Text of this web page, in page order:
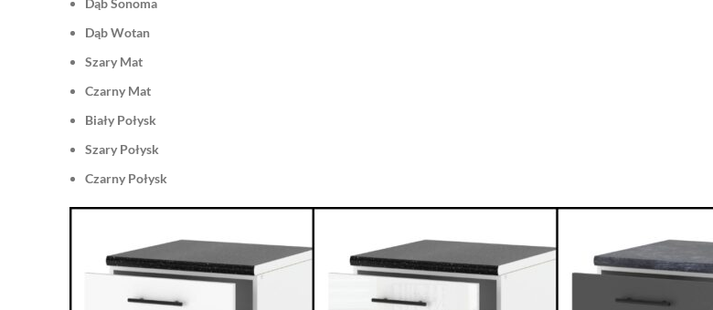
Dąb Sonoma
Dąb Wotan
Szary Mat
Czarny Mat
Biały Połysk
Szary Połysk
Czarny Połysk